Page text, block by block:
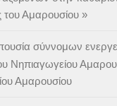
του Αμαρουσίου »
σύννομων
Νηπιαγωγείου
Αμαρουσίου